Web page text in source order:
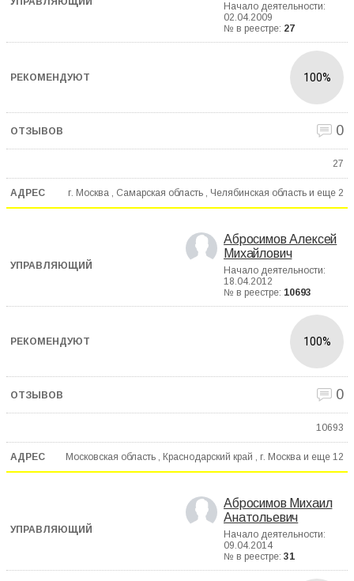
Начало деятельности:
02.04.2009
№ в реестре: 27
100%
0
27
г. Москва , Самарская область , Челябинская область и еще 2
Абросимов Алексей
Михайлович
Начало деятельности:
18.04.2012
№ в реестре: 10693
100%
0
10693
Московская область , Краснодарский край , г. Москва и еще 12
Абросимов Михаил
Анатольевич
Начало деятельности:
09.04.2014
№ в реестре: 31